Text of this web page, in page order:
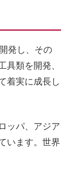
発し、その
具類を開発、
着実に成長し
ッパ、アジア
います。世界